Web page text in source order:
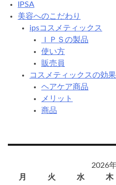
IPSA
美容へのこだわり
ipsコスメティックス
ＩＰＳの製品
使い方
販売員
コスメティックスの効果
ヘアケア商品
メリット
商品
2026
月
火 水 木